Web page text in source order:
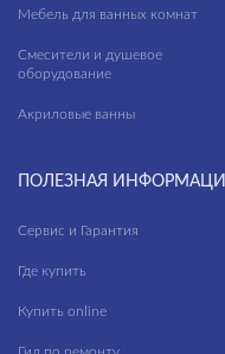
Мебель для ванных комнат
Смесители и душевое
оборудование
Акриловые ванны
ПОЛЕЗНАЯ
Сервис и Гарантия
Где купить
Купить online